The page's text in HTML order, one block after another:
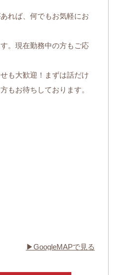
れば、何でもお気軽にお
。現在勤務中の方もご応
も大歓迎！まずは話だけ
もお待ちしております。
▶︎GoogleMAPで見る